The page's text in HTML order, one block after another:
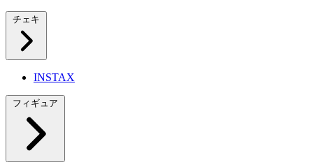
チェキ
INSTAX
フィギュア